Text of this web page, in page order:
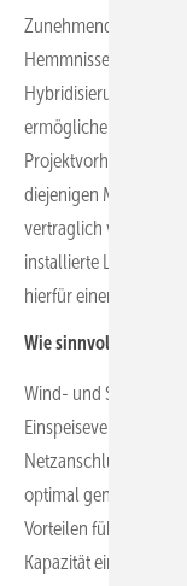
Zunehmend werden
Hemmnisse
Hybridisierung
ermöglichen. Hier
Projektvorhaben zu
diejenigen Märkte
vertraglich
installierte Leistung
hierfür einen
Wie sinnvoll sind
Wind- und
Einspeiseverhalten
optimal genutzt
Vorteilen führen kann.
Kapazität eines